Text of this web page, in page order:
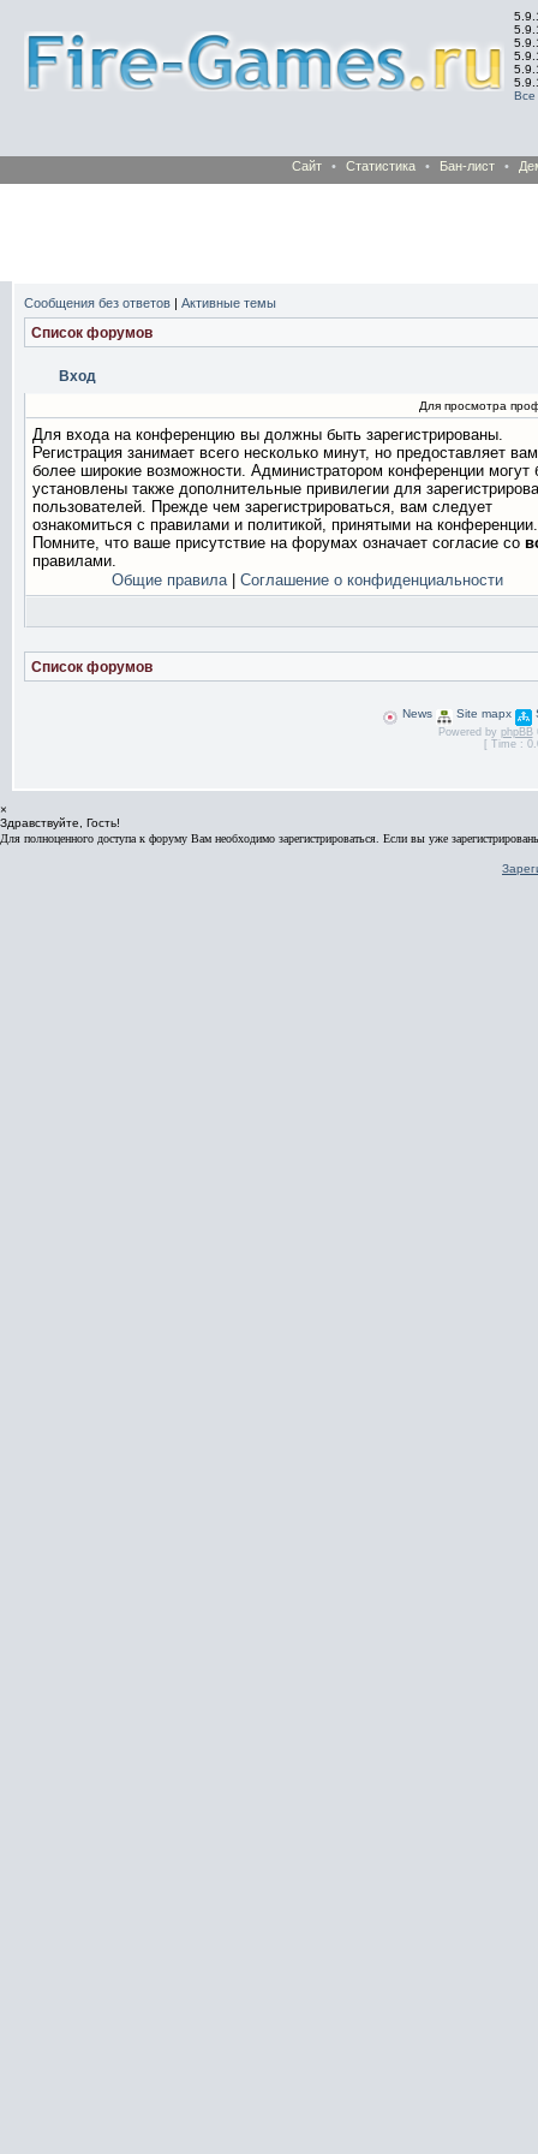
Все
Сайт • Статистика • Бан-лист •
Сообщения без ответов | Активные темы
Список форумов
Вход
Для просмотра
Для входа на конференцию вы должны быть зарегистрированы.
Регистрация занимает всего несколько минут, но предоставляет вам
более широкие возможности. Администратором конференции могут
установлены также дополнительные привилегии для
пользователей. Прежде чем зарегистрироваться, вам следует
ознакомиться с правилами и политикой, принятыми на конференции.
Помните, что ваше присутствие на форумах означает согласие со
правилами.
Общие правила| Соглашение о конфиденциальности
Список форумов
News Site mapx
Powered by phpBB
[ Time :
×
Здравствуйте, Гость!
Для полноценного доступа к форуму Вам необходимо зарегистрироваться. Если вы уже